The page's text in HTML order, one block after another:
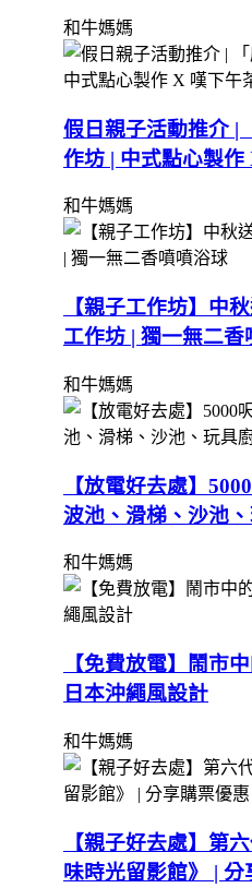
和牛媽媽
假日親子活動推介 |
作坊 | 中式點心製作
和牛媽媽
【親子工作坊】中
工作坊 | 獨一無二香
和牛媽媽
【放電好去處】
波池、滑梯、沙池
和牛媽媽
【免費放電】鬧市
日本沖繩風設計
和牛媽媽
【親子好去處】第
味時光留影館》 | 分